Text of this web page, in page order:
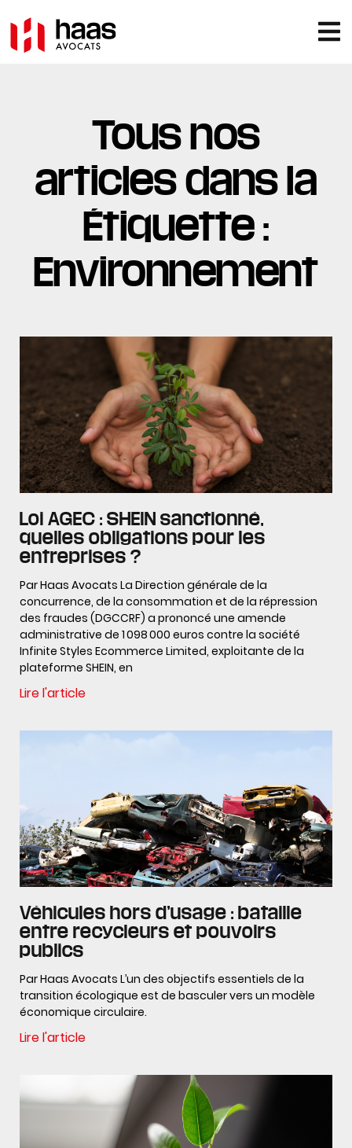
Tous nos
articles dans la
Étiquette :
Environnement
Loi AGEC : SHEIN sanctionné,
quelles obligations pour les
entreprises ?
Par Haas Avocats La Direction générale de la
concurrence, de la consommation et de la répression
des fraudes (DGCCRF) a prononcé une amende
administrative de 1 098 000 euros contre la société
Infinite Styles Ecommerce Limited, exploitante de la
plateforme SHEIN, en
Lire l'article
Véhicules hors d’usage : bataille
entre recycleurs et pouvoirs
publics
Par Haas Avocats L’un des objectifs essentiels de la
transition écologique est de basculer vers un modèle
économique circulaire.
Lire l'article